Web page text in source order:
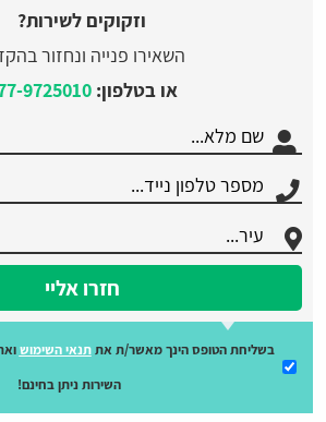
וזקוקים לשירות?
השאירו פנייה ונחזור
או בטלפון:9725010
חזרו אליי
בשליחת הטופס הינך מאשר/ת אתתנאי השימוש
השירות ניתן בחינם!